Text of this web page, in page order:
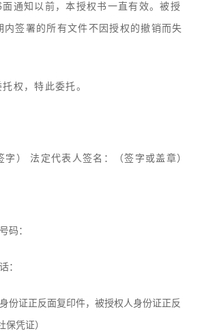
通知以前，本授权书一直有效。被授
内签署的所有文件不因授权的撤销而失
权，特此委托。
） 法定代表人签名：（签字或盖章）
码：
：
身份证正反面复印件， 被授权人身份证正反
保凭证）